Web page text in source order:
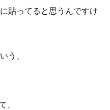
貼ってると思うんですけ
う、
、